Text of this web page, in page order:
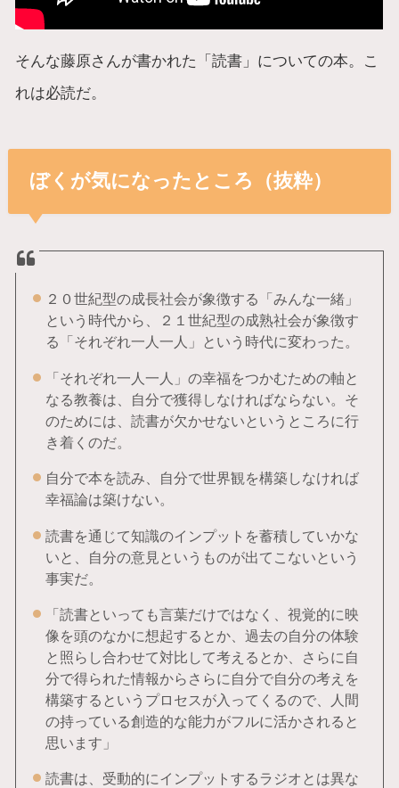
そんな藤原さんが書かれた「読書」についての本。こ
れは必読だ。
ぼくが気になったところ（抜粋）
２０世紀型の成長社会が象徴する「みんな一緒」
という時代から、２１世紀型の成熟社会が象徴す
る「それぞれ一人一人」という時代に変わった。
「それぞれ一人一人」の幸福をつかむための軸と
なる教養は、自分で獲得しなければならない。そ
のためには、読書が欠かせないというところに行
き着くのだ。
自分で本を読み、自分で世界観を構築しなければ
幸福論は築けない。
読書を通じて知識のインプットを蓄積していかな
いと、自分の意見というものが出てこないという
事実だ。
「読書といっても言葉だけではなく、視覚的に映
像を頭のなかに想起するとか、過去の自分の体験
と照らし合わせて対比して考えるとか、さらに自
分で得られた情報からさらに自分で自分の考えを
構築するというプロセスが入ってくるので、人間
の持っている創造的な能力がフルに活かされると
思います」
読書は、受動的にインプットするラジオとは異な